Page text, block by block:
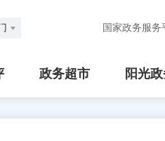
国家政务服务
政务超市 阳光